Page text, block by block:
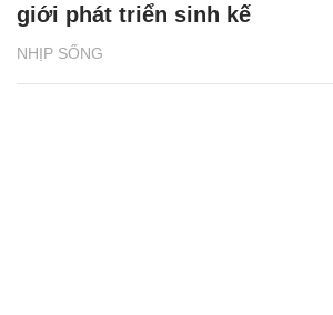
NHỊP SỐNG
giới phát triển sinh kế